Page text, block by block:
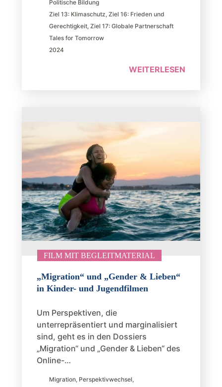
Politische Bildung
Ziel 13: Klimaschutz, Ziel 16: Frieden und
Gerechtigkeit, Ziel 17: Globale Partnerschaft
Tales for Tomorrow
2024
WEITERLESEN
FILM MIT BEGLEITMATERIAL
„Migration“ und „Gender & Lieben“
in Kinder- und Jugendfilmen
Um Perspektiven, die
unterrepräsentiert und marginalisiert
sind, geht es in den Dossiers
„Migration“ und „Gender & Lieben“ des
Online-…
Migration, Perspektivwechsel,